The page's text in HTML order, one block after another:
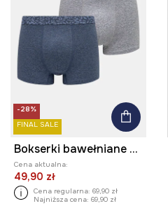
-28%
FINAL SALE
Bokserki bawełniane męskie z elastanem melanżowe (2-pack) kolor multicolor
Cena aktualna:
49,90 zł
Cena regularna: 69,90 zł
Najniższa cena: 69,90 zł